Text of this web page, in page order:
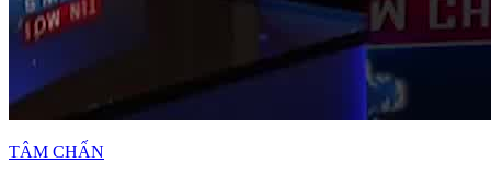
TÂM CHẤN